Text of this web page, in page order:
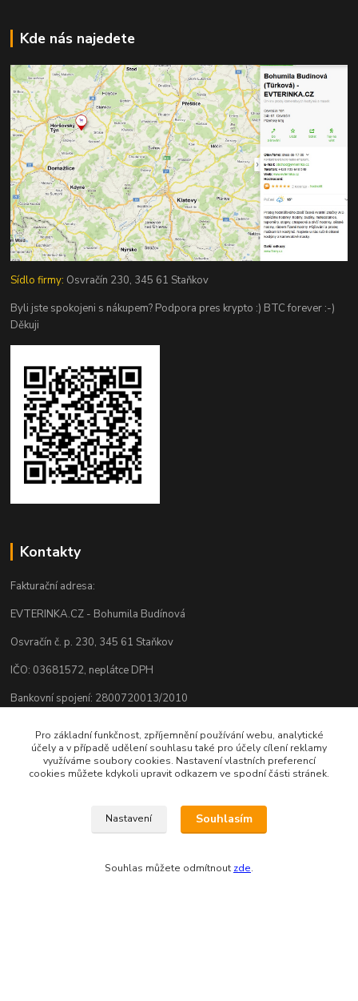
Kde nás najedete
Sídlo firmy: Osvračín 230, 345 61 Staňkov
Byli jste spokojeni s nákupem? Podpora pres krypto :) BTC forever :-)
Děkuji
Kontakty
Fakturační adresa:
EVTERINKA.CZ - Bohumila Budínová
Osvračín č. p. 230, 345 61 Staňkov
IČO: 03681572, neplátce DPH
Bankovní spojení: 2800720013/2010
Pro základní funkčnost, zpříjemnění používání webu, analytické
účely a v případě udělení souhlasu také pro účely cílení reklamy
využíváme soubory cookies. Nastavení vlastních preferencí
cookies můžete kdykoli upravit odkazem ve spodní části stránek.
Nastavení Souhlasím
Souhlas můžete odmítnout zde.